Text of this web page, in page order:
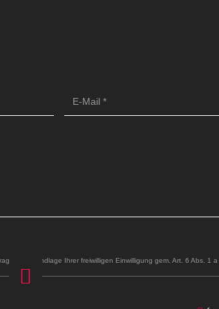
auf Grundlage Ihrer freiwilligen Einwilligung gem. Art. 6 Abs. 1